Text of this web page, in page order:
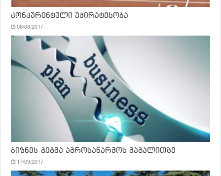
კონკურენტული უპირატესობა
06/08/2017
ბიზნეს-გეგმა აგროსაწარმოს მაგალითზე
17/09/2017